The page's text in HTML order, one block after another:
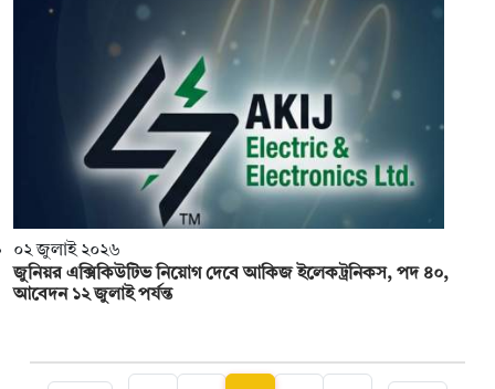
০২ জুলাই ২০২৬
জুনিয়র এক্সিকিউটিভ নিয়োগ দেবে আকিজ ইলেকট্রনিকস, পদ ৪০,
আবেদন ১২ জুলাই পর্যন্ত